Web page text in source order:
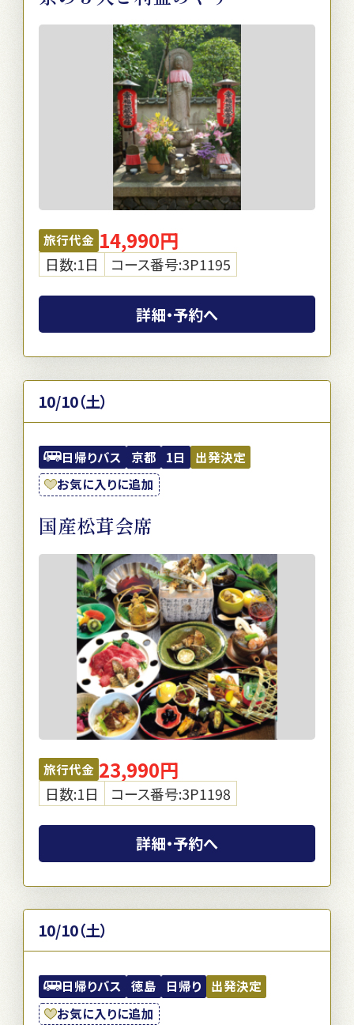
旅行代金 14,990円
日数:1日 コース番号:3P1195
詳細・予約へ
10/10（土）
日帰りバス 京都 1日
出発決定
お気に入りに追加
国産松茸会席
旅行代金 23,990円
日数:1日 コース番号:3P1198
詳細・予約へ
10/10（土）
日帰りバス 徳島 日帰り
出発決定
お気に入りに追加